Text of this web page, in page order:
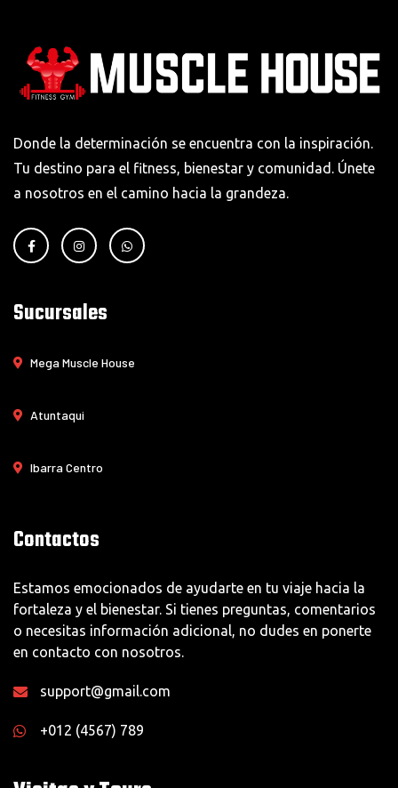
Donde la determinación se encuentra con la inspiración.
Tu destino para el fitness, bienestar y comunidad. Únete
a nosotros en el camino hacia la grandeza.
Sucursales
Mega Muscle House
Atuntaqui
Ibarra Centro
Contactos
Estamos emocionados de ayudarte en tu viaje hacia la
fortaleza y el bienestar. Si tienes preguntas, comentarios
o necesitas información adicional, no dudes en ponerte
en contacto con nosotros.
support@gmail.com
+012 (4567) 789